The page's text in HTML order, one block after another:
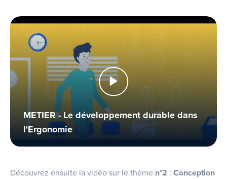
METIER - Le développement durable dans
l'Ergonomie
Découvrez ensuite la vidéo sur le thème n°2 : Conception